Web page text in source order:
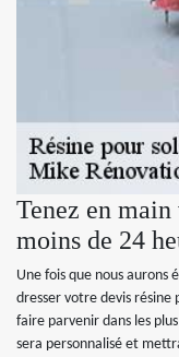
Tenez en
moins de 24
Une fois que nous aurons
dresser votre devis résine
faire parvenir dans les
sera personnalisé et